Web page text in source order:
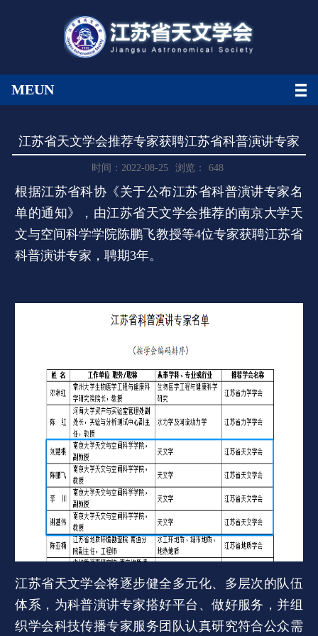
MEUN
江苏省天文学会推荐专家获聘江苏省科普演讲专家
时间：2022-08-25 浏览： 648
根据江苏省科协《关于公布江苏省科普演讲专家名
单的通知》，由江苏省天文学会推荐的南京大学天
文与空间科学学院陈鹏飞教授等4位专家获聘江苏省
科普演讲专家，聘期3年。
江苏省天文学会将逐步健全多元化、多层次的队伍
体系，为科普演讲专家搭好平台、做好服务，并组
织学会科技传播专家服务团队认真研究符合公众需